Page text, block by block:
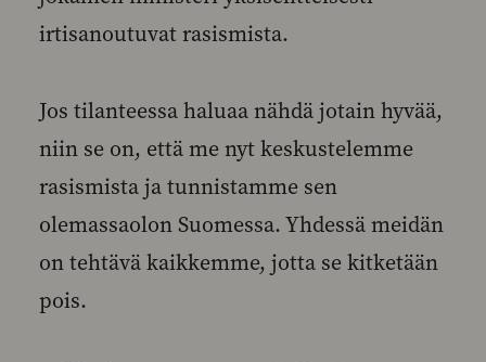
irtisanoutuvat rasismista.
Jos tilanteessa haluaa nähdä jotain hyvää,
niin se on, että me nyt keskustelemme
rasismista ja tunnistamme sen
olemassaolon Suomessa. Yhdessä meidän
on tehtävä kaikkemme, jotta se kitketään
pois.